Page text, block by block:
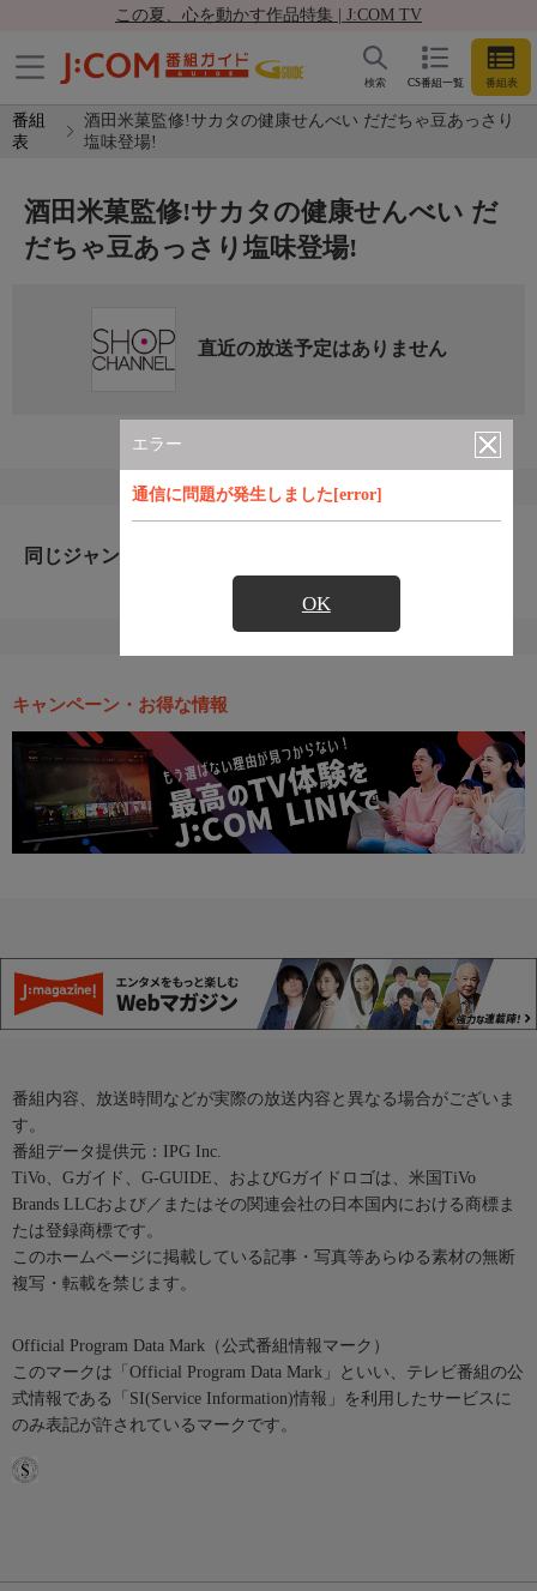
この夏、心を動かす作品特集 | J:COM TV
CS番組一覧 番組表
検索
番組
表
酒田米菓監修!サカタの健康せんべい だだちゃ豆あっさり
塩味登場!
エラー
通信に問題が発生しました[error]
OK
酒田米菓監修!サカタの健康せんべい だ
だちゃ豆あっさり塩味登場!
直近の放送予定はありません
同じジャンルのおすすめ番組
キャンペーン・お得な情報
番組内容、放送時間などが実際の放送内容と異なる場合がございま
す。
番組データ提供元：IPG Inc.
TiVo、Gガイド、G-GUIDE、およびGガイドロゴは、米国TiVo
Brands LLCおよび／またはその関連会社の日本国内における商標ま
たは登録商標です。
このホームページに掲載している記事・写真等あらゆる素材の無断
複写・転載を禁じます。
Official Program Data Mark（公式番組情報マーク）
このマークは「Official Program Data Mark」といい、テレビ番組の公
式情報である「SI(Service Information)情報」を利用したサービスに
のみ表記が許されているマークです。